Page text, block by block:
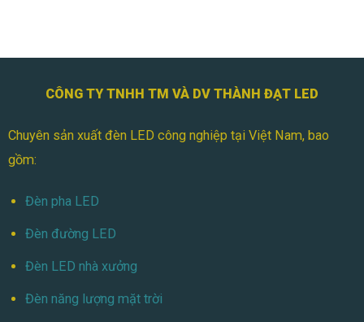
CÔNG TY TNHH TM VÀ DV THÀNH ĐẠT LED
Chuyên sản xuất đèn LED công nghiệp tại Việt Nam, bao
gồm:
Đèn pha LED
Đèn đường LED
Đèn LED nhà xưởng
Đèn năng lượng mặt trời